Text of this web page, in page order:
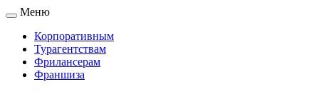
Toggle
navigation
Меню
Корпоративным
Турагентствам
Фрилансерам
Франшиза